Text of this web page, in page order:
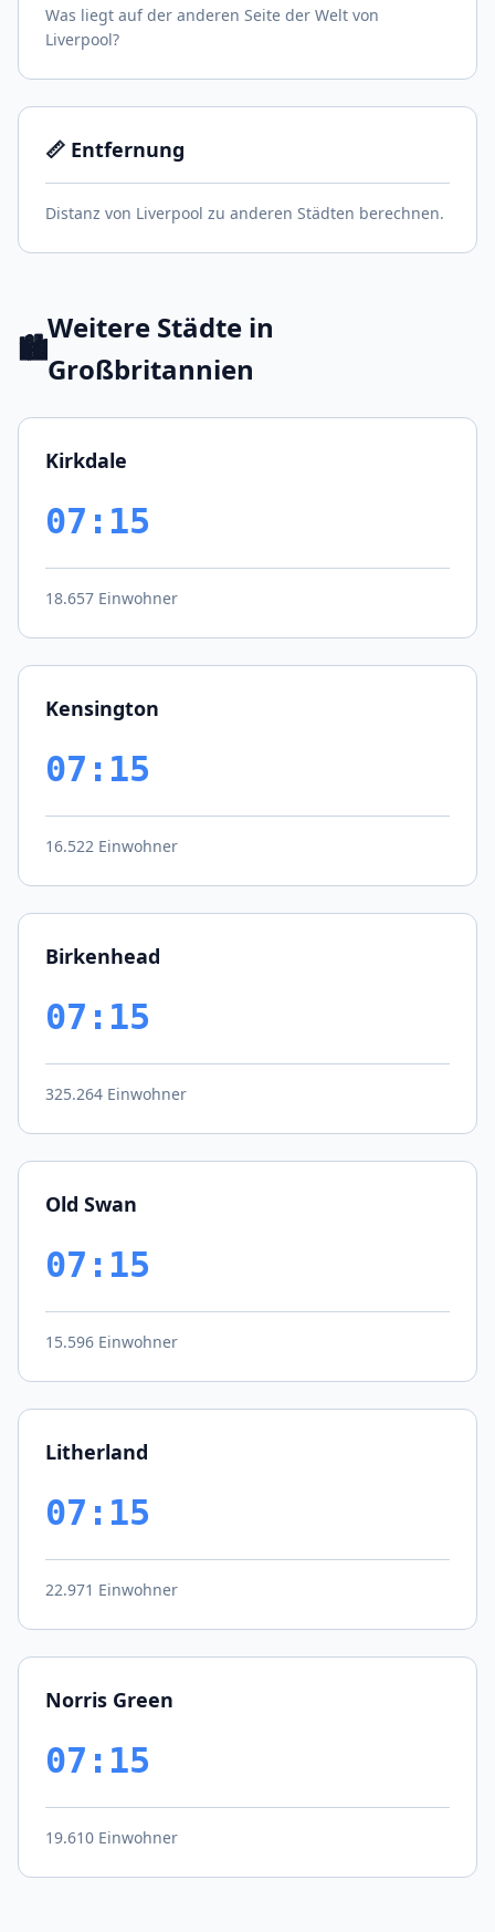
Was liegt auf der anderen Seite der Welt von
Liverpool?
📏 Entfernung
Distanz von Liverpool zu anderen Städten berechnen.
🏙️
Weitere Städte in
Großbritannien
Kirkdale
07:15
18.657 Einwohner
Kensington
07:15
16.522 Einwohner
Birkenhead
07:15
325.264 Einwohner
Old Swan
07:15
15.596 Einwohner
Litherland
07:15
22.971 Einwohner
Norris Green
07:15
19.610 Einwohner